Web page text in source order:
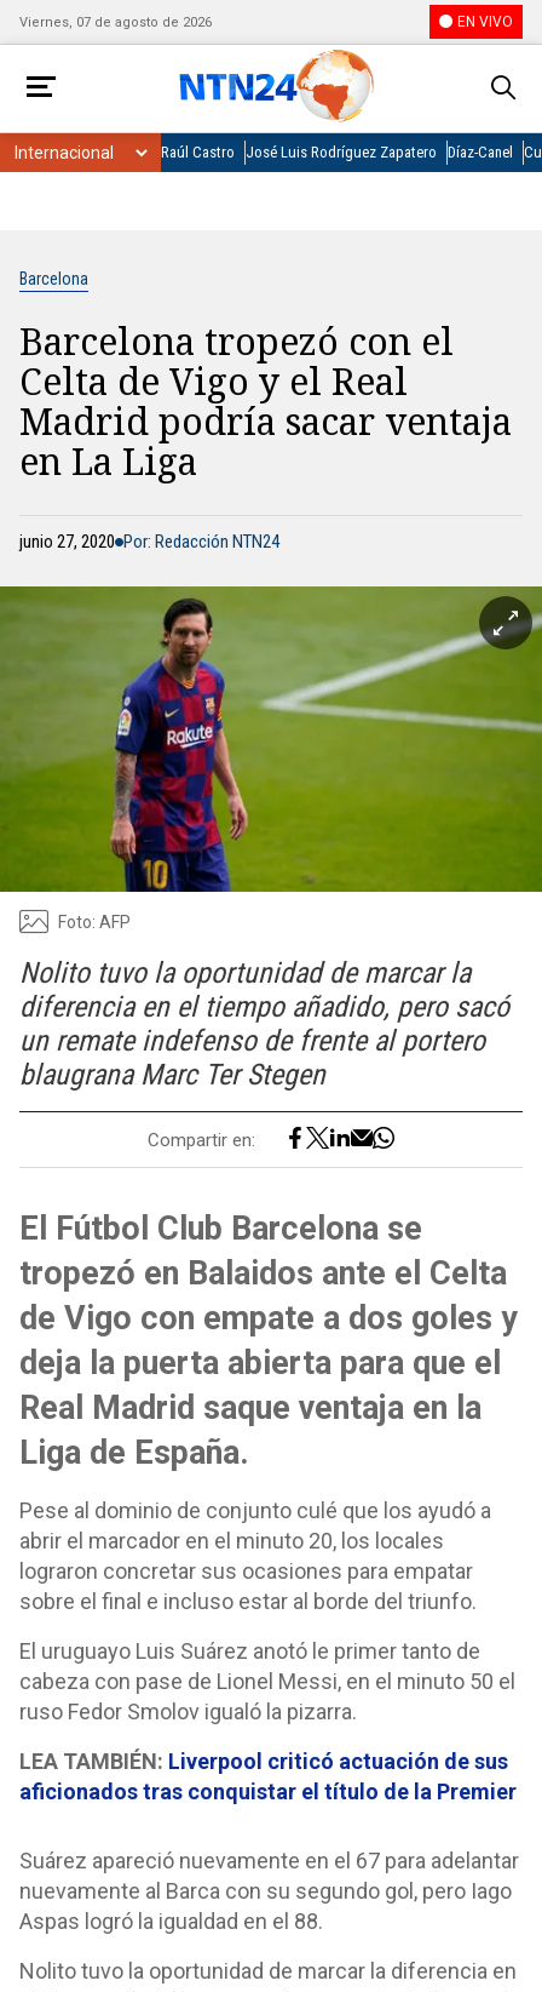
Viernes, 07 de agosto de 2026 EN VIVO
Raúl Castro José Luis Rodríguez Zapatero Díaz-Canel
Barcelona
Barcelona tropezó con el
Celta de Vigo y el Real
Madrid podría sacar ventaja
en La Liga
junio 27, 2020 Por: Redacción NTN24
Foto: AFP
Nolito tuvo la oportunidad de marcar la
diferencia en el tiempo añadido, pero sacó
un remate indefenso de frente al portero
blaugrana Marc Ter Stegen
Compartir en:
El Fútbol Club Barcelona se
tropezó en Balaidos ante el Celta
de Vigo con empate a dos goles y
deja la puerta abierta para que el
Real Madrid saque ventaja en la
Liga de España.
Pese al dominio de conjunto culé que los ayudó a
abrir el marcador en el minuto 20, los locales
lograron concretar sus ocasiones para empatar
sobre el final e incluso estar al borde del triunfo.
El uruguayo Luis Suárez anotó le primer tanto de
cabeza con pase de Lionel Messi, en el minuto 50 el
ruso Fedor Smolov igualó la pizarra.
LEA TAMBIÉN: Liverpool criticó actuación de sus
aficionados tras conquistar el título de la Premier
Suárez apareció nuevamente en el 67 para adelantar
nuevamente al Barca con su segundo gol, pero Iago
Aspas logró la igualdad en el 88.
Nolito tuvo la oportunidad de marcar la diferencia en